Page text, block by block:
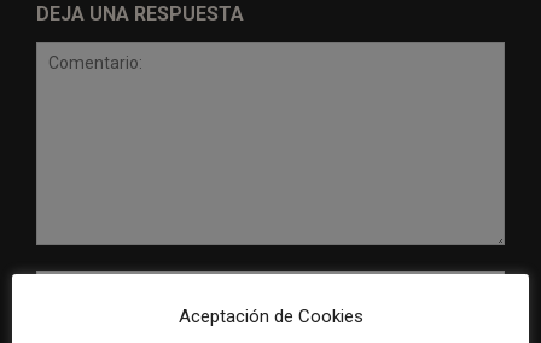
DEJA UNA RESPUESTA
Aceptación de Cookies